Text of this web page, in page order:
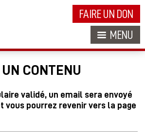
FAIRE UN DON
MENU
CONTENU
validé, un email sera envoyé
vous pourrez revenir vers la page